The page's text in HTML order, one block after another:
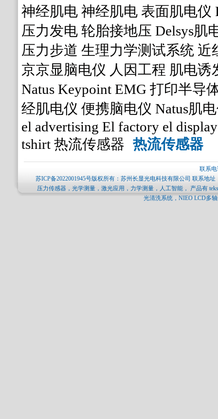
神经肌电 神经肌电 表面肌电仪
压力发电 轮胎接地压 Delsys肌
压力步道 生理力学测试系统 近
京京显脑电仪 人因工程 肌电诱
Natus Keypoint EMG 打印半导
经肌电仪 便携脑电仪 Natus肌
el advertising El factory el display
tshirt 热流传感器 热流传感器
联系
苏ICP备2022001945号版权所有：苏州长显光电科技有限公司 联系地
压力传感器，光学测量，激光应用，力学测量，人工智能， 产品有
光清洗系统，NIEO LCD多